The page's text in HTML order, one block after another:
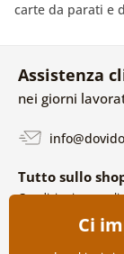
carte da parati e
Assistenza
nei giorni
Tutto sullo
Condizioni generali
Politica sulla privacy
Ci